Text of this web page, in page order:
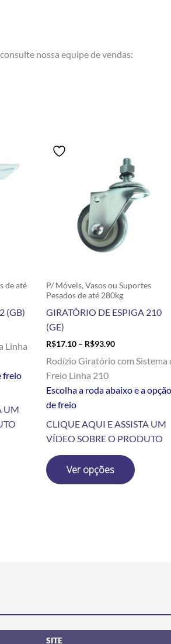
nossa equipe de vendas:
de até
(GB)
Linha
freio
UM
P/ Móveis, Vasos ou Suportes
Pesados de até 280kg
GIRATÓRIO DE ESPIGA 210
(GE)
R$17.10 – R$93.90
R$17.10
through
R$93.90
Rodízio Giratório com Sistema
Freio Linha 210
Escolha a roda abaixo e a opção
de freio
CLIQUE AQUI E ASSISTA UM
VÍDEO SOBRE O PRODUTO
Ver opções
tem
várias
variantes.
na
SITE